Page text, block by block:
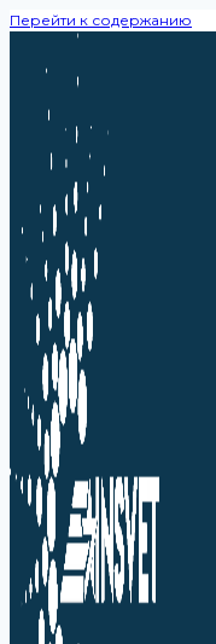
Перейти к содержанию